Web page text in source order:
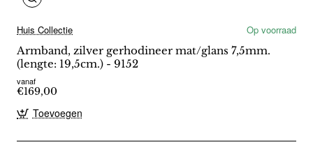
Huis Collectie
Op voorraad
Armband, zilver gerhodineer mat/glans 7,5mm.
(lengte: 19,5cm.) - 9152
vanaf
€169,00
Toevoegen